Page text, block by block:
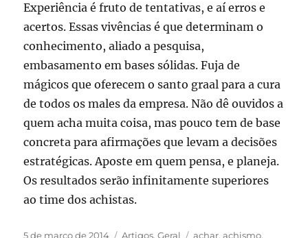
Experiência é fruto de tentativas, e aí erros e
acertos. Essas vivências é que determinam o
conhecimento, aliado a pesquisa,
embasamento em bases sólidas. Fuja de
mágicos que oferecem o santo graal para a cura
de todos os males da empresa. Não dê ouvidos a
quem acha muita coisa, mas pouco tem de base
concreta para afirmações que levam a decisões
estratégicas. Aposte em quem pensa, e planeja.
Os resultados serão infinitamente superiores
ao time dos achistas.
Publicado
5 de março de 2014 Categorias
Artigos,Geral Tags
achar,achismo,